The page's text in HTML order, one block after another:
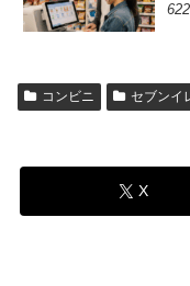
コンビニ セブンイ
X